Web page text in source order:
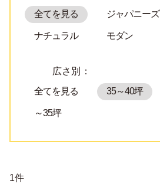
全てを見る
ジャパニーズ
ナチュラル モダン
広さ別：
全てを見る
35～40坪
～35坪
1件